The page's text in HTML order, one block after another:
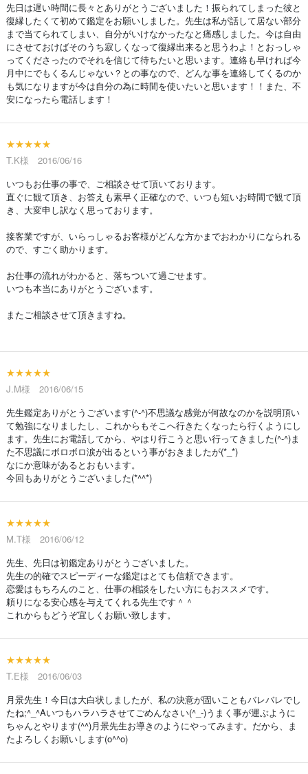
先日は遅い時間に長々とありがとうございました！振られてしまった彼と
復縁したくて初めて鑑定をお願いしました。先生は私が話して居ない部分
まで当てられてしまい、自分がいけなかったなと痛感しました。今は自由
にさせておけばそのうち寂しくなって復縁出来ると思うわよ！とおっしゃ
ってくださったのでそれを信じて待ちたいと思います。連絡も早ければ今
月中にでもくるんじゃない？との事なので、どんな事を連絡してくるのか
も気になりますが今は自分の為に時間を使いたいと思います！！また、不
安になったら電話します！
★★★★★
T.K様 2016/06/16
いつもお仕事の事で、ご相談させて頂いております。
直ぐに観て頂き、お答えも素早く正確なので、いつも短いお時間で観て頂
き、大変申し訳なく思っております。
接客業ですが、いらっしゃるお客様がどんな方かまでおわかりになられる
ので、すごく助かります。
お仕事の流れがわかると、落ちついて過ごせます。
いつも本当にありがとうございます。
またご相談させて頂きますね。
★★★★★
J.M様 2016/06/15
先生鑑定ありがとうございます(^-^)不思議な感覚が何故なのかを説明頂い
て勉強になりましたし、これからもそこへ行きたくなったら行くようにし
ます。先生にお電話してから、やはり行こうと思い行ってきました(^-^)ま
た不思議にボロボロ涙が出るという事がおきましたが(*_*)
なにか意味があるとおもいます。
今回もありがとうございました(*^^*)
★★★★★
M.T様 2016/06/12
先生、先日は初鑑定ありがとうございました。
先生の的確でスピーディーな鑑定はとても信頼できます。
恋愛はもちろんのこと、仕事の相談をしたい方にもおススメです。
頼りになる安心感を与えてくれる先生です＾＾
これからもどうぞ宜しくお願い致します。
★★★★★
T.E様 2016/06/03
月景先生！今日は大白状しましたが、私の決意が固いこともバレバレでし
たね;^_^Aいつもハラハラさせてごめんなさい(^_-)うまく事が運ぶように
ちゃんとやります(^^)月景先生お導きのようにやってみます。だから、ま
たよろしくお願いします(o^^o)